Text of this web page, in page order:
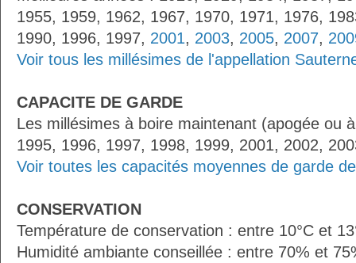
1955, 1959, 1962, 1967, 1970, 1971, 1976,
1990, 1996, 1997, 2001, 2003, 2005, 2007,
Voir tous les millésimes de l'appellation
CAPACITE DE GARDE
Les millésimes à boire maintenant (apogée ou
1995, 1996, 1997, 1998, 1999, 2001, 2002,
Voir toutes les capacités moyennes de garde
CONSERVATION
Température de conservation : entre 10°C et
Humidité ambiante conseillée : entre 70% et